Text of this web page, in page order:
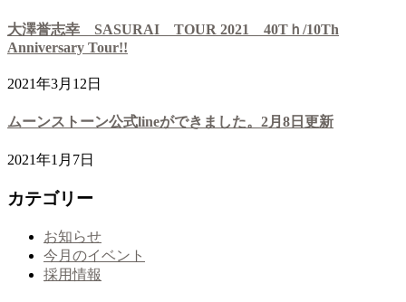
大澤誉志幸 SASURAI TOUR 2021 40Tｈ/10Th
Anniversary Tour!!
2021年3月12日
ムーンストーン公式lineができました。2月8日更新
2021年1月7日
カテゴリー
お知らせ
今月のイベント
採用情報